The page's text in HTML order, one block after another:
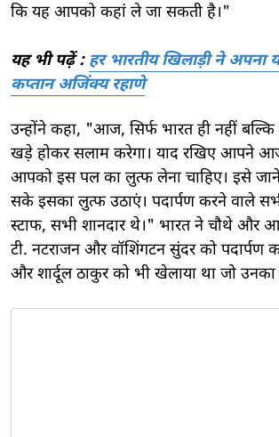
कि यह आपको कहां ले जा सकती है।"
यह भी पढ़ें : हर भारतीय खिलाड़ी ने अपना
कप्तान अजिंक्य रहाणे
उन्होंने कहा, "आज, सिर्फ भारत ही नहीं बल्कि
खड़े होकर सलाम करेगा। याद रखिए आपने
आपको इस पल का लुत्फ लेना चाहिए। इसे जाने
सके इसका लुत्फ उठाएं। पदार्पण करने वाले
स्टाफ, सभी शानदार थे।" भारत ने चौथे और
टी. नटराजन और वॉशिंगटन सुंदर को पदार्पण
और शार्दूल ठाकुर को भी खेलाया था जो उनका